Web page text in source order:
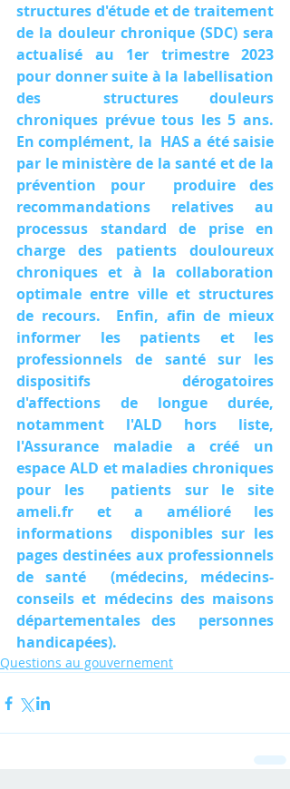
structures d'étude et de traitement
de la douleur chronique (SDC) sera
actualisé au 1er trimestre 2023
pour donner suite à la labellisation
des  structures douleurs
chroniques prévue tous les 5 ans.
En complément, la  HAS a été saisie
par le ministère de la santé et de la
prévention pour  produire des
recommandations relatives au
processus standard de prise en
charge des patients douloureux
chroniques et à la collaboration
optimale entre ville et structures
de recours.  Enfin, afin de mieux
informer les patients et les
professionnels de santé sur les
dispositifs  dérogatoires
d'affections de longue durée,
notamment l'ALD hors liste,
l'Assurance maladie a créé un
espace ALD et maladies chroniques
pour les  patients sur le site
ameli.fr et a amélioré les
informations  disponibles sur les
pages destinées aux professionnels
de santé  (médecins, médecins-
conseils et médecins des maisons
départementales des  personnes
Questions au gouvernement